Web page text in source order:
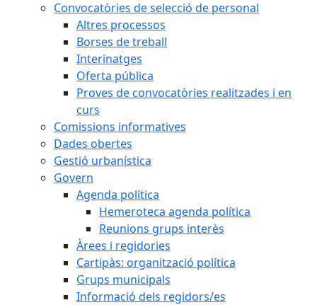
Convocatòries de selecció de personal
Altres processos
Borses de treball
Interinatges
Oferta pública
Proves de convocatòries realitzades i en
curs
Comissions informatives
Dades obertes
Gestió urbanística
Govern
Agenda política
Hemeroteca agenda política
Reunions grups interès
Àrees i regidories
Cartipàs: organització política
Grups municipals
Informació dels regidors/es